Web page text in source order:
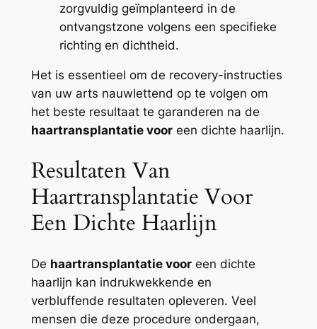
zorgvuldig geïmplanteerd in de
ontvangstzone volgens een specifieke
richting en dichtheid.
Het is essentieel om de recovery-instructies
van uw arts nauwlettend op te volgen om
het beste resultaat te garanderen na de
haartransplantatie vooreen dichte haarlijn.
Resultaten Van
Haartransplantatie Voor
Een Dichte Haarlijn
De haartransplantatie vooreen dichte
haarlijn kan indrukwekkende en
verbluffende resultaten opleveren. Veel
mensen die deze procedure ondergaan,